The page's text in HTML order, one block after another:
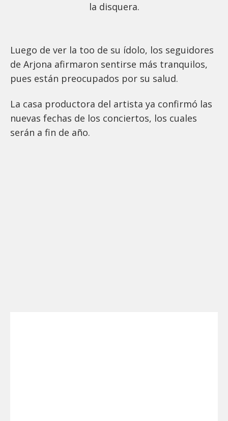
la disquera.
Luego de ver la too de su ídolo, los seguidores
de Arjona afirmaron sentirse más tranquilos,
pues están preocupados por su salud.
La casa productora del artista ya confirmó las
nuevas fechas de los conciertos, los cuales
serán a fin de año.